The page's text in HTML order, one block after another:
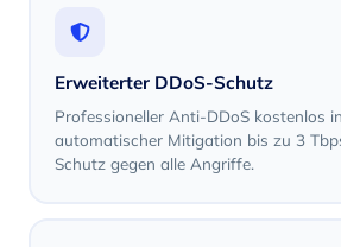
Erweiterter DDoS-Schutz
Professioneller Anti-DDoS kostenlos
automatischer Mitigation bis zu 3
Schutz gegen alle Angriffe.